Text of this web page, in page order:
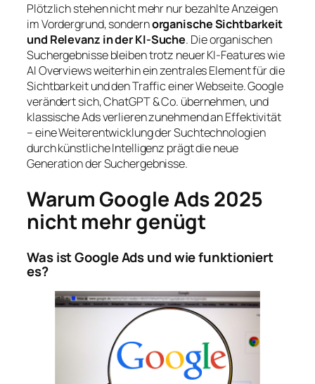
Plötzlich stehen nicht mehr nur bezahlte Anzeigen
im Vordergrund, sondernorganische Sichtbarkeit
und Relevanz in der KI-Suche. Die organischen
Suchergebnisse bleiben trotz neuer KI-Features wie
AI Overviews weiterhin ein zentrales Element für die
Sichtbarkeit und den Traffic einer Webseite. Google
verändert sich, ChatGPT & Co. übernehmen, und
klassische Ads verlieren zunehmend an Effektivität
– eine Weiterentwicklung der Suchtechnologien
durch künstliche Intelligenz prägt die neue
Generation der Suchergebnisse.
Warum Google Ads 2025
nicht mehr genügt
Was ist Google Ads und wie funktioniert
es?